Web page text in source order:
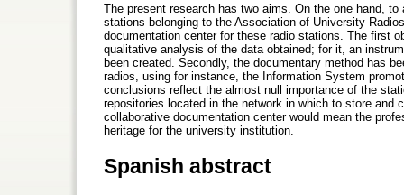
The present research has two aims. On the one hand,
stations belonging to the Association of University
documentation center for these radio stations. The first
qualitative analysis of the data obtained; for it, an
been created. Secondly, the documentary method has
radios, using for instance, the Information System
conclusions reflect the almost null importance of the
repositories located in the network in which to store and
collaborative documentation center would mean the
heritage for the university institution.
Spanish abstract